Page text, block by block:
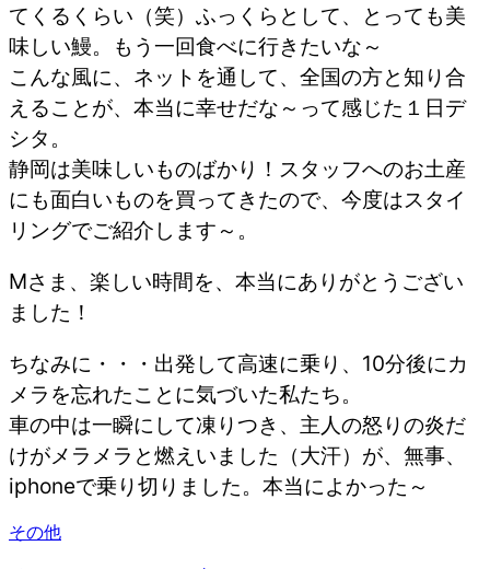
てくるくらい（笑）ふっくらとして、とっても美
味しい鰻。もう一回食べに行きたいな～
こんな風に、ネットを通して、全国の方と知り合
えることが、本当に幸せだな～って感じた１日デ
シタ。
静岡は美味しいものばかり！スタッフへのお土産
にも面白いものを買ってきたので、今度はスタイ
リングでご紹介します～。
Mさま、楽しい時間を、本当にありがとうござい
ました！
ちなみに・・・出発して高速に乗り、10分後にカ
メラを忘れたことに気づいた私たち。
車の中は一瞬にして凍りつき、主人の怒りの炎だ
けがメラメラと燃えいました（大汗）が、無事、
iphoneで乗り切りました。本当によかった～
その他